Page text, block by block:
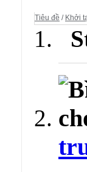
Tiêu đề / Khởi